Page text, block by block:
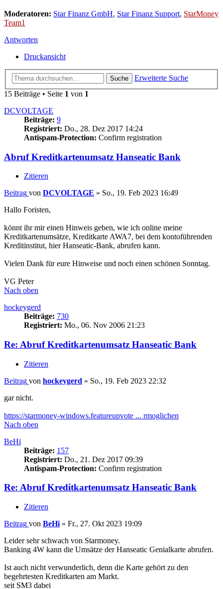
Moderatoren: Star Finanz GmbH, Star Finanz Support, StarMoney
Team1
Antworten
Druckansicht
Suche
Erweiterte Suche
15 Beiträge • Seite 1 von 1
DCVOLTAGE
Beiträge: 9
Registriert: Do., 28. Dez 2017 14:24
Antispam-Protection: Confirm registration
Abruf Kreditkartenumsatz Hanseatic Bank
Zitieren
Beitrag von DCVOLTAGE » So., 19. Feb 2023 16:49
Hallo Foristen,
könnt ihr mir einen Hinweis geben, wie ich online meine
Kreditkartenumsätze, Kreditkarte AWA7, bei dem kontoführenden
Kreditinstitut, hier Hanseatic-Bank, abrufen kann.
Vielen Dank für eure Hinweise und noch einen schönen Sonntag.
VG Peter
Nach oben
hockeygerd
Beiträge: 730
Registriert: Mo., 06. Nov 2006 21:23
Re: Abruf Kreditkartenumsatz Hanseatic Bank
Zitieren
Beitrag von hockeygerd » So., 19. Feb 2023 22:32
gar nicht.
https://starmoney-windows.featureupvote ... rmoglichen
Nach oben
BeHi
Beiträge: 157
Registriert: Do., 21. Dez 2017 09:39
Antispam-Protection: Confirm registration
Re: Abruf Kreditkartenumsatz Hanseatic Bank
Zitieren
Beitrag von BeHi » Fr., 27. Okt 2023 19:09
Leider sehr schwach von Starmoney.
Banking 4W kann die Umsätze der Hanseatic Genialkarte abrufen.
Ist auch nicht verwunderlich, denn die Karte gehört zu den
begehrtesten Kreditkarten am Markt.
seit SM3 dabei